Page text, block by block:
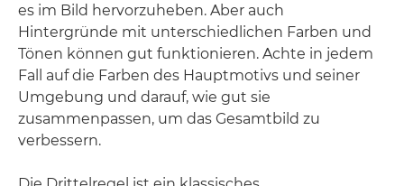
es im Bild hervorzuheben. Aber auch
Hintergründe mit unterschiedlichen Farben und
Tönen können gut funktionieren. Achte in jedem
Fall auf die Farben des Hauptmotivs und seiner
Umgebung und darauf, wie gut sie
zusammenpassen, um das Gesamtbild zu
verbessern.